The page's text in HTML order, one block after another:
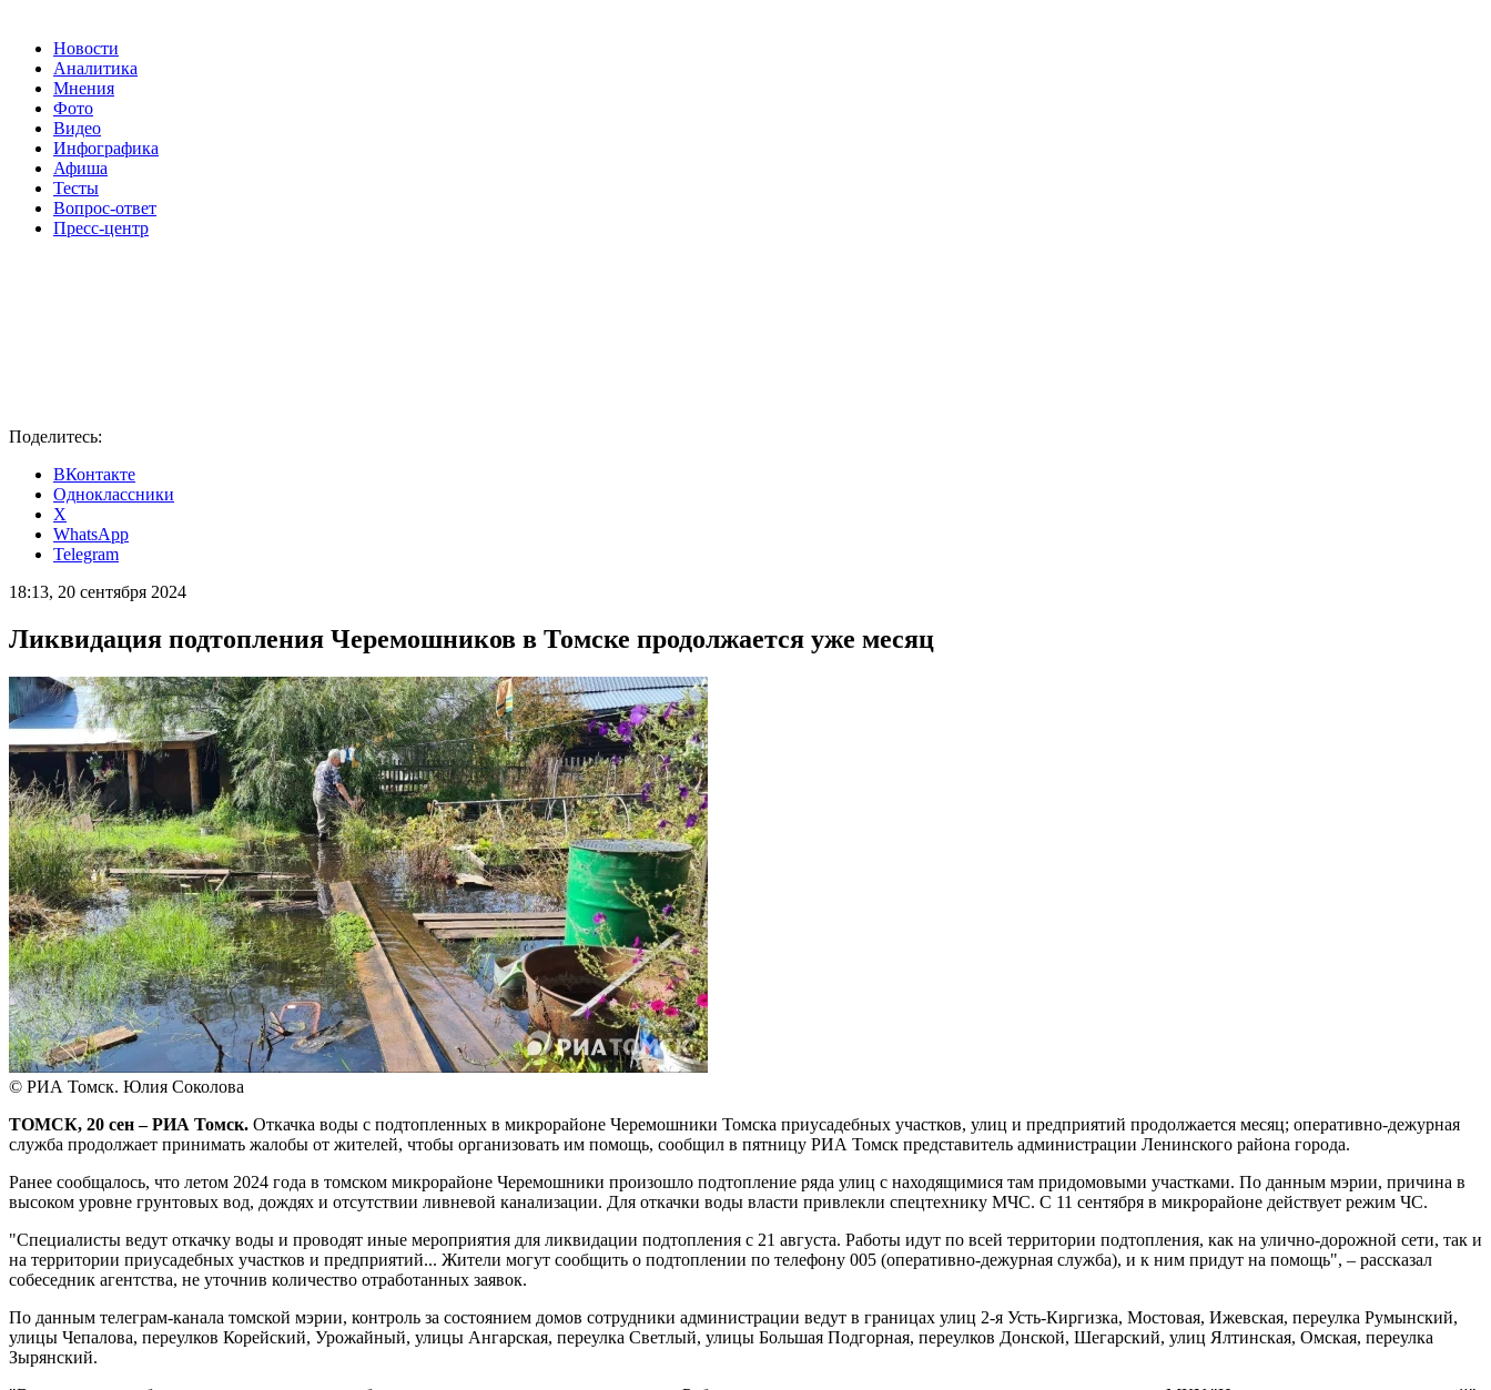
Новости
Аналитика
Мнения
Фото
Видео
Инфографика
Афиша
Тесты
Вопрос-ответ
Пресс-центр
Поделитесь:
ВКонтакте
Одноклассники
X
WhatsApp
Telegram
18:13, 20 сентября 2024
Ликвидация подтопления Черемошников в Томске продолжается уже месяц
© РИА Томск. Юлия Соколова
ТОМСК, 20 сен – РИА Томск. Откачка воды с подтопленных в микрорайоне Черемошники Томска приусадебных участков, улиц и предприятий продолжается месяц; оперативно-дежурная
служба продолжает принимать жалобы от жителей, чтобы организовать им помощь, сообщил в пятницу РИА Томск представитель администрации Ленинского района города.
Ранее сообщалось, что летом 2024 года в томском микрорайоне Черемошники произошло подтопление ряда улиц с находящимися там придомовыми участками. По данным мэрии, причина в
высоком уровне грунтовых вод, дождях и отсутствии ливневой канализации. Для откачки воды власти привлекли спецтехнику МЧС. С 11 сентября в микрорайоне действует режим ЧС.
"Специалисты ведут откачку воды и проводят иные мероприятия для ликвидации подтопления с 21 августа. Работы идут по всей территории подтопления, как на улично-дорожной сети, так и
на территории приусадебных участков и предприятий... Жители могут сообщить о подтоплении по телефону 005 (оперативно-дежурная служба), и к ним придут на помощь", – рассказал
собеседник агентства, не уточнив количество отработанных заявок.
По данным телеграм-канала томской мэрии, контроль за состоянием домов сотрудники администрации ведут в границах улиц 2-я Усть-Киргизка, Мостовая, Ижевская, переулка Румынский,
улицы Чепалова, переулков Корейский, Урожайный, улицы Ангарская, переулка Светлый, улицы Большая Подгорная, переулков Донской, Шегарский, улиц Ялтинская, Омская, переулка
Зырянский.